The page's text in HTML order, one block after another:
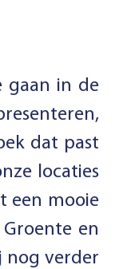
gaan in de
dat past
locaties
een mooie
en
nog verder